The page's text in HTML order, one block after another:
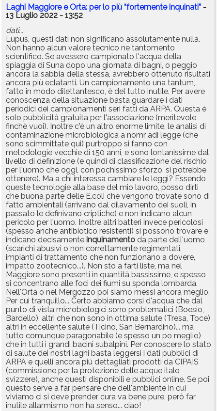
Laghi Maggiore e Orta: per lo più “fortemente inquinati” -
13 Luglio 2022 - 13:52
dati...
Lupus, questi dati non significano assolutamente nulla.
Non hanno alcun valore tecnico ne tantomento
scientifico. Se avessero campionato l'acqua della
spiaggia di Suna dopo una giornata di bagni, o peggio
ancora la sabbia della stessa, avrebbero ottenuto risultati
ancora più eclatanti. Un campionamento una tantum,
fatto in modo dilettantesco, è del tutto inutile. Per avere
conoscenza della situazione basta guardare i dati
periodici dei campionamenti seri fatti da ARPA. Questa è
solo pubblicità gratuita per l'associazione (meritevole
finchè vuoi). Inoltre c'è un altro enorme limite, le analisi di
contaminazione microbiologica a nomr adi legge (che
sono scimmittate qui) purtroppo si fanno con
metodologie vecchie di 150 anni, e sono lontanissime dal
livello di definizione (e quindi di classificazione del rischio
per l'uomo che oggi, con pochissimo sforzo, si potrebbe
ottenere). Ma a chi interessa cambiare le leggi? Essendo
queste tecnologie alla base del mio lavoro, posso dirti
che buona parte delle E.coli che vengono trovate sono di
fatto ambientali (arrivano dal dilavamento dei suoli, in
passato le definivano criptiche) e non indicano alcun
pericolo per l'uomo. Inoltre altri batteri invece pericolosi
(spesso anche antibiotico resistenti) si possono trovare e
indicano decisamente inquinamento da parte dell'uomo
(scarichi abusivi o non correttamente regimentati,
impianti di trattamento che non funzionano a dovere,
impatto zootecnico...). Non sto a farti liste, ma nel
Maggiore sono presenti in quantità bassissime, e spesso
si concentrano alle foci dei fiumi su sponda lombarda.
Nell'Orta o nel Mergozzo poi siamo messi ancora meglio.
Per cui tranquillo... Certo abbiamo corsi d'acqua che dal
punto di vista microbiologici sono problematici (Boesio,
Bardello), altri che non sono in ottima salute (Tresa, Toce)
altri in eccellente salute (Ticino, San Bernardino)... ma
tutto comunque paragonabile (e spesso un po meglio)
che in tutti i grandi bacini subalpini. Per conoscere lo stato
di salute dei nostri laghi basta leggersi i dati pubblici di
ARPA e quelli ancora più dettagliati prodotti da CIPAIS
(commissione per la protezione delle acque italo
svizzere), anche questi disponibili e pubblici online. Se poi
questo serve a far pensare che dell'ambiente in cui
viviamo ci si deve prender cura va bene pure, però far
inutile allarmismo non ha senso... ciao!